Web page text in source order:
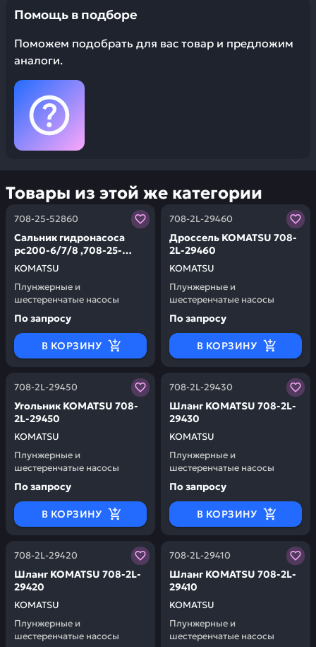
Помощь в подборе
Поможем подобрать для вас товар и предложим
аналоги.
Товары из этой же категории
708-25-52860
KOMATSU
Сальник гидронасоса
pc200-6/7/8 ,708-25-
52861, 706-73-40920, 708-
27-14510,
45x68x12 мм KOMATSU
708-25-52860
Плунжерные и
шестеренчатые насосы
Заказывая запчасти у нас, вы получаете гарантию
По запросу
В КОРЗИНУ
708-2L-29460
KOMATSU
Дроссель KOMATSU 708-
2L-29460
Плунжерные и
шестеренчатые насосы
Заказывая запчасти у
По запросу
В КОРЗИНУ
708-2L-29450
KOMATSU
Угольник KOMATSU 708-
2L-29450
Плунжерные и
шестеренчатые насосы
Заказывая запчасти у нас, вы получаете гарантию
По запросу
В КОРЗИНУ
708-2L-29430
KOMATSU
Шланг KOMATSU 708-2L-
29430
Плунжерные и
шестеренчатые насосы
Заказывая запчасти у
По запросу
В КОРЗИНУ
708-2L-29420
KOMATSU
Шланг KOMATSU 708-2L-
29420
Плунжерные и
шестеренчатые насосы
Заказывая запчасти у нас, вы получаете гарантию
708-2L-29410
KOMATSU
Шланг KOMATSU 708-2L-
29410
Плунжерные и
шестеренчатые насосы
Заказывая запчасти у